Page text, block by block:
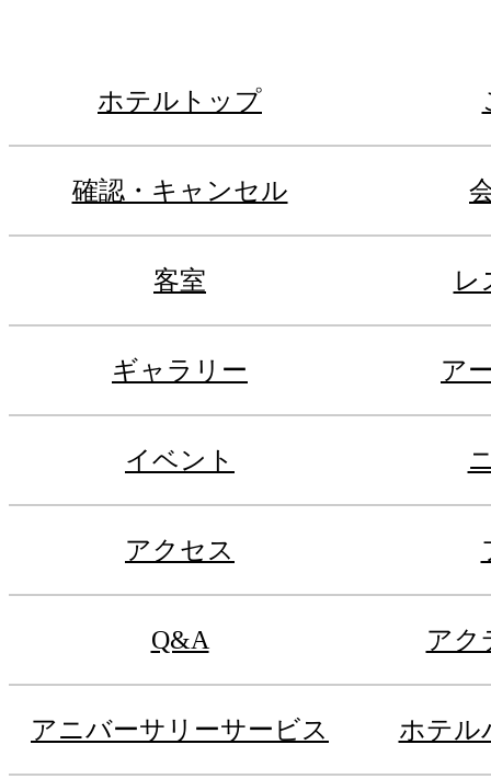
ホテルトップ
確認・キャンセル
客室 レ
ギャラリー ア
イベント
アクセス
Q&A アク
アニバーサリーサービス ホテル